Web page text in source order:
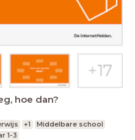
hoe dan?
+1
Middelbare school
1-3